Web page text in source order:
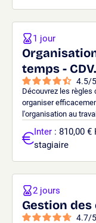
temps -
4.5/5
Découvrez les règles
organiser
l'organisation au
1 jour
Inter : 810,00 €
stagiaire
Gestion des
4.7/5
2 jours